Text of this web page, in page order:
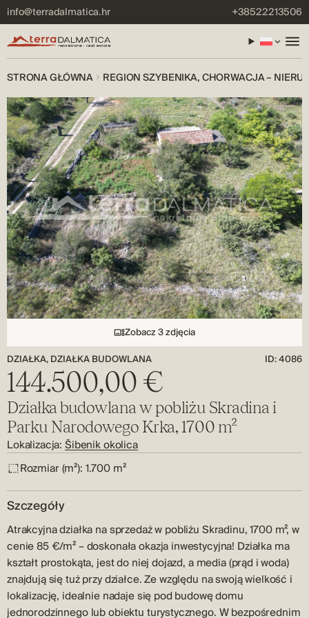
info@terradalmatica.hr +38522213506
STRONA GŁÓWNA REGION SZYBENIKA, CHORWACJA –
Zobacz 3 zdjęcia
DZIAŁKA, DZIAŁKA BUDOWLANA
ID: 4086
144.500,00 €
Działka budowlana w pobliżu Skradina i
Parku Narodowego Krka, 1700 m²
Lokalizacja:Šibenik okolica
Rozmiar (m²): 1.700 m²
Szczegóły
Atrakcyjna działka na sprzedaż w pobliżu Skradinu, 1700 m², w
cenie 85 €/m² – doskonała okazja inwestycyjna! Działka ma
kształt prostokąta, jest do niej dojazd, a media (prąd i woda)
znajdują się tuż przy działce. Ze względu na swoją wielkość i
lokalizację, idealnie nadaje się pod budowę domu
jednorodzinnego lub obiektu turystycznego. W bezpośrednim